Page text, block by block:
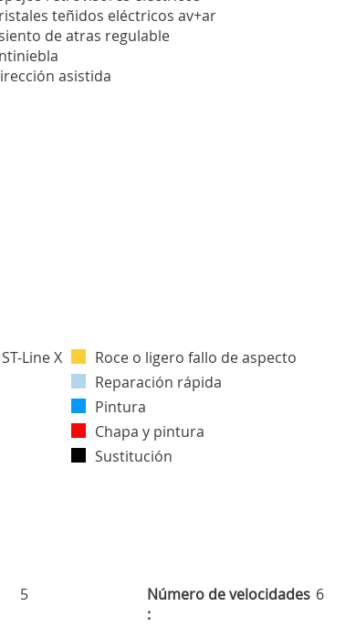
teñidos eléctricos av+ar
de atras regulable
asistida
Roce o ligero fallo de aspecto
Reparación rápida
Pintura
Chapa y pintura
Sustitución
5
Número de velocidades
:
6